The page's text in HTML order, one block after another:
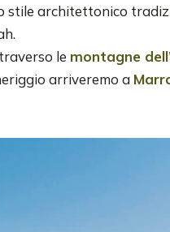
stile architettonico
le montagne
arriveremo a